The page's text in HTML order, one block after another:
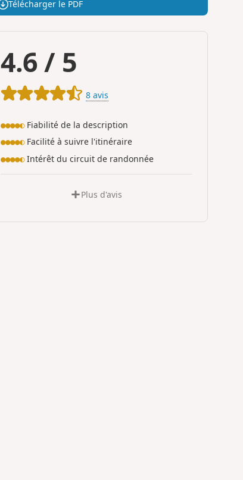
Télécharger le PDF
4.6/ 5
8 avis
●●●●◐Fiabilité de la description
●●●●◐Facilité à suivre l'itinéraire
●●●●◐Intérêt du circuit de randonnée
Plus d'avis